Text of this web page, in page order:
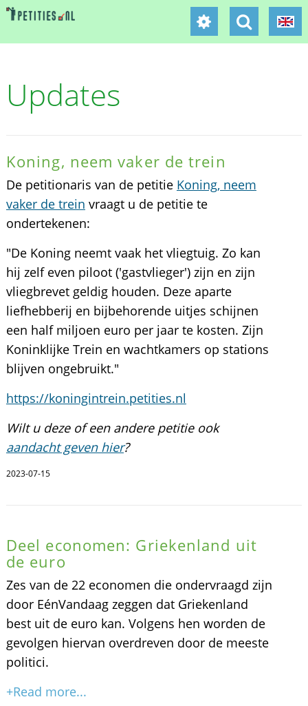
Updates
Koning, neem vaker de trein
De petitionaris van de petitie Koning, neem
vaker de trein vraagt u de petitie te
ondertekenen:
"De Koning neemt vaak het vliegtuig. Zo kan
hij zelf even piloot ('gastvlieger') zijn en zijn
vliegbrevet geldig houden. Deze aparte
liefhebberij en bijbehorende uitjes schijnen
een half miljoen euro per jaar te kosten. Zijn
Koninklijke Trein en wachtkamers op stations
blijven ongebruikt."
https://koningintrein.petities.nl
Wilt u deze of een andere petitie ook
aandacht geven hier?
2023-07-15
Deel economen: Griekenland uit
de euro
Zes van de 22 economen die ondervraagd zijn
door EénVandaag zeggen dat Griekenland
best uit de euro kan. Volgens hen worden de
gevolgen hiervan overdreven door de meeste
politici.
+Read more...